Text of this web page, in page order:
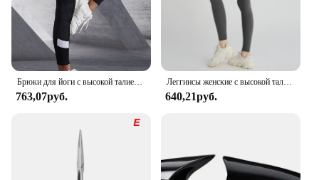
Брюки для йоги с высокой талией и боковыми карманами
763,07руб.
Леггинсы женские с высокой талией для занятий йогой и фитнесом
640,21руб.